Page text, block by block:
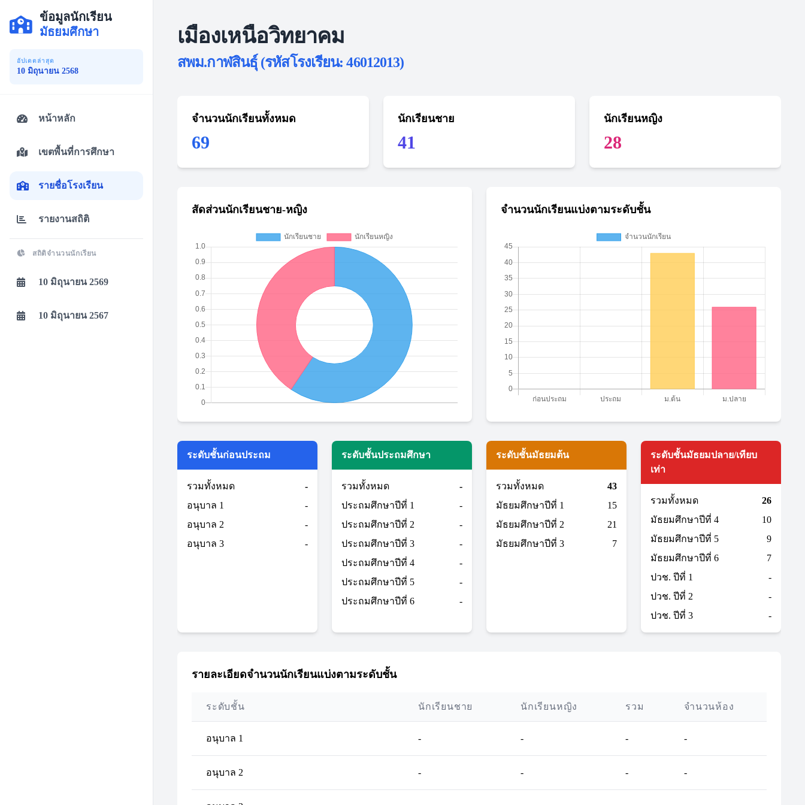
เมืองเหนือวิทยาคม
สพม.กาฬสินธุ์ (รหัสโรงเรียน: 46012013)
จำนวนนักเรียนทั้งหมด
69
นักเรียนชาย
41
นักเรียนหญิง
28
สัดส่วนนักเรียนชาย-หญิง จำนวนนักเรียนแบ่งตามระดับชั้น
ระดับชั้นก่อนประถม
รวมทั้งหมด
-
อนุบาล 1
-
อนุบาล 2
-
อนุบาล 3
-
ระดับชั้นประถมศึกษา
รวมทั้งหมด
-
ประถมศึกษาปีที่ 1
-
ประถมศึกษาปีที่ 2
-
ประถมศึกษาปีที่ 3
-
ประถมศึกษาปีที่ 4
-
ประถมศึกษาปีที่ 5
-
ประถมศึกษาปีที่ 6
-
ระดับชั้นมัธยมต้น
รวมทั้งหมด
43
มัธยมศึกษาปีที่ 1
15
มัธยมศึกษาปีที่ 2
21
มัธยมศึกษาปีที่ 3
7
ระดับชั้นมัธยมปลาย/เทียบ
เท่า
รวมทั้งหมด
26
มัธยมศึกษาปีที่ 4
10
มัธยมศึกษาปีที่ 5
9
มัธยมศึกษาปีที่ 6
7
ปวช. ปีที่ 1
-
ปวช. ปีที่ 2
-
ปวช. ปีที่ 3
-
รายละเอียดจำนวนนักเรียนแบ่งตามระดับชั้น
ระดับชั้น นักเรียนชาย นักเรียนหญิง รวม จำนวนห้อง
อนุบาล 1 - - - -
อนุบาล 2 - - - -
ข้อมูลนักเรียน
มัธยมศึกษา
อัปเดตล่าสุด
10 มิถุนายน 2568
หน้าหลัก
เขตพื้นที่การศึกษา
รายชื่อโรงเรียน
รายงานสถิติ
สถิติจำนวนนักเรียน
10 มิถุนายน 2569
10 มิถุนายน 2567